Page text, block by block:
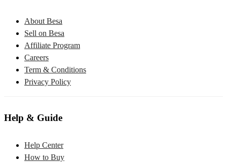
About Besa
Sell on Besa
Affiliate Program
Careers
Term & Conditions
Privacy Policy
Help & Guide
Help Center
How to Buy